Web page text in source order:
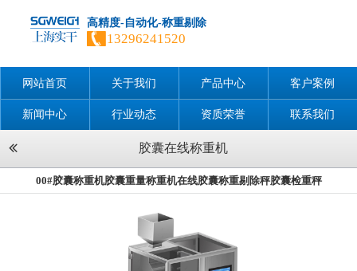
高精度-自动化-称重剔除
13296241520
网站首页 关于我们 产品中心 客户案例
新闻中心 行业动态 资质荣誉 联系我们
胶囊在线称重机
00#胶囊称重机胶囊重量称重机在线胶囊称重剔除秤胶囊检重秤